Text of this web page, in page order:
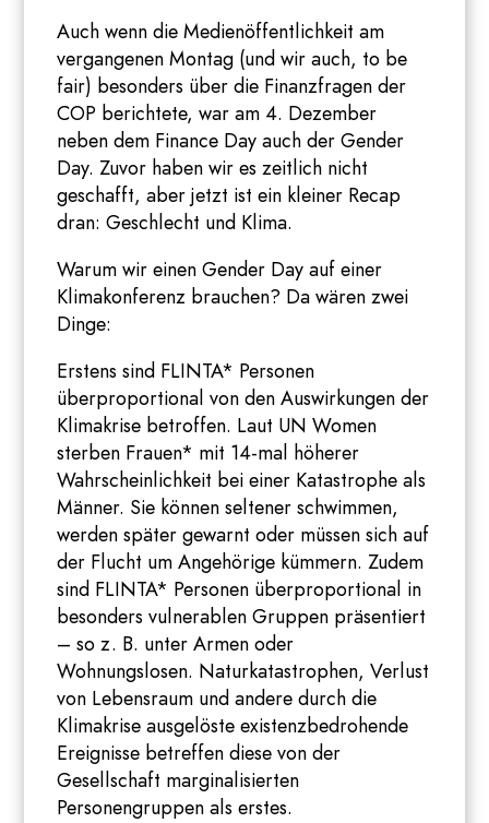
Auch wenn die Medienöffentlichkeit am
vergangenen Montag (und wir auch, to be
fair) besonders über die Finanzfragen der
COP berichtete, war am 4. Dezember
neben dem Finance Day auch der Gender
Day. Zuvor haben wir es zeitlich nicht
geschafft, aber jetzt ist ein kleiner Recap
dran: Geschlecht und Klima.
Warum wir einen Gender Day auf einer
Klimakonferenz brauchen? Da wären zwei
Dinge:
Erstens sind FLINTA* Personen
überproportional von den Auswirkungen der
Klimakrise betroffen. Laut UN Women
sterben Frauen* mit 14-mal höherer
Wahrscheinlichkeit bei einer Katastrophe als
Männer. Sie können seltener schwimmen,
werden später gewarnt oder müssen sich auf
der Flucht um Angehörige kümmern. Zudem
sind FLINTA* Personen überproportional in
besonders vulnerablen Gruppen präsentiert
– so z. B. unter Armen oder
Wohnungslosen. Naturkatastrophen, Verlust
von Lebensraum und andere durch die
Klimakrise ausgelöste existenzbedrohende
Ereignisse betreffen diese von der
Gesellschaft marginalisierten
Personengruppen als erstes.